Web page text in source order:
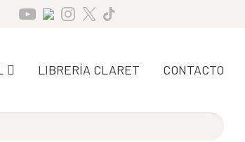
LIBRERÍA CLARET CONTACTO